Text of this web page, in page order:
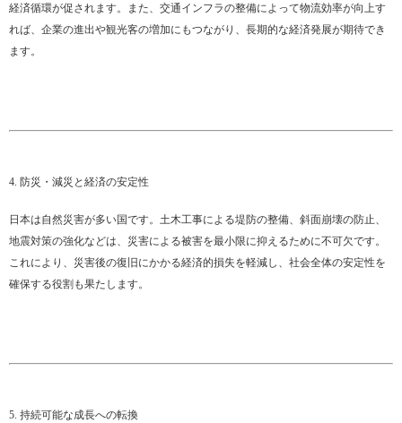
経済循環が促されます。また、交通インフラの整備によって物流効率が向上す
れば、企業の進出や観光客の増加にもつながり、長期的な経済発展が期待でき
ます。
4. 防災・減災と経済の安定性
日本は自然災害が多い国です。土木工事による堤防の整備、斜面崩壊の防止、
地震対策の強化などは、災害による被害を最小限に抑えるために不可欠です。
これにより、災害後の復旧にかかる経済的損失を軽減し、社会全体の安定性を
確保する役割も果たします。
5. 持続可能な成長への転換